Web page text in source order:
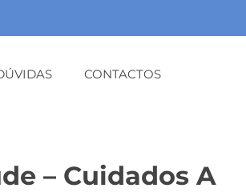
CONTACTOS
– Cuidados A